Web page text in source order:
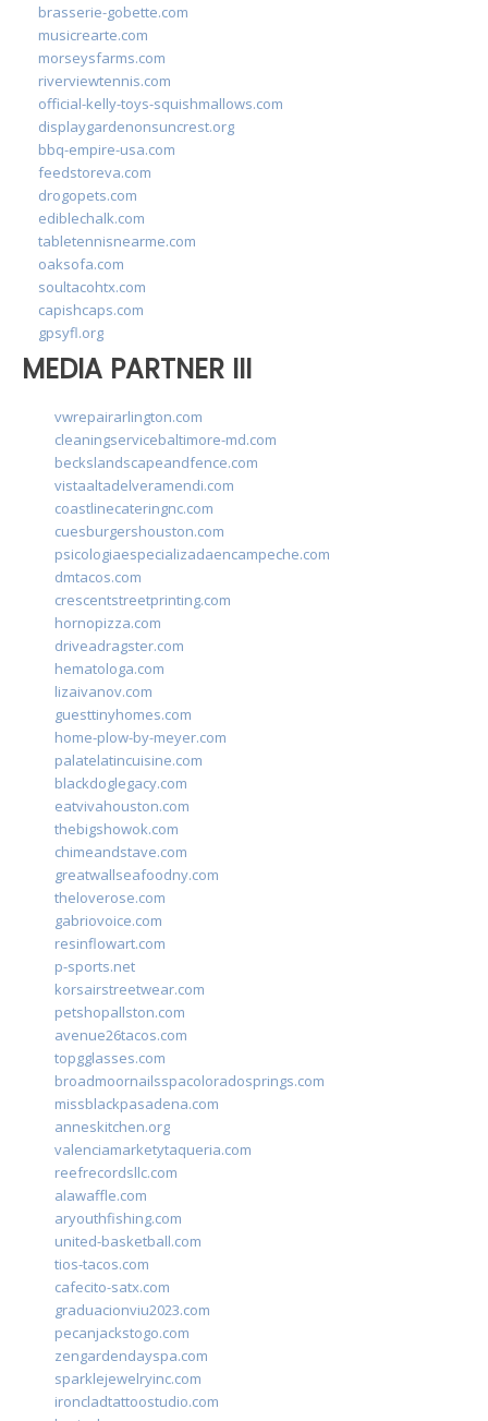
brasserie-gobette.com
musicrearte.com
morseysfarms.com
riverviewtennis.com
official-kelly-toys-squishmallows.com
displaygardenonsuncrest.org
bbq-empire-usa.com
feedstoreva.com
drogopets.com
ediblechalk.com
tabletennisnearme.com
oaksofa.com
soultacohtx.com
capishcaps.com
gpsyfl.org
MEDIA PARTNER III
vwrepairarlington.com
cleaningservicebaltimore-md.com
beckslandscapeandfence.com
vistaaltadelveramendi.com
coastlinecateringnc.com
cuesburgershouston.com
psicologiaespecializadaencampeche.com
dmtacos.com
crescentstreetprinting.com
hornopizza.com
driveadragster.com
hematologa.com
lizaivanov.com
guesttinyhomes.com
home-plow-by-meyer.com
palatelatincuisine.com
blackdoglegacy.com
eatvivahouston.com
thebigshowok.com
chimeandstave.com
greatwallseafoodny.com
theloverose.com
gabriovoice.com
resinflowart.com
p-sports.net
korsairstreetwear.com
petshopallston.com
avenue26tacos.com
topgglasses.com
broadmoornailsspacoloradosprings.com
missblackpasadena.com
anneskitchen.org
valenciamarketytaqueria.com
reefrecordsllc.com
alawaffle.com
aryouthfishing.com
united-basketball.com
tios-tacos.com
cafecito-satx.com
graduacionviu2023.com
pecanjackstogo.com
zengardendayspa.com
sparklejewelryinc.com
ironcladtattoostudio.com